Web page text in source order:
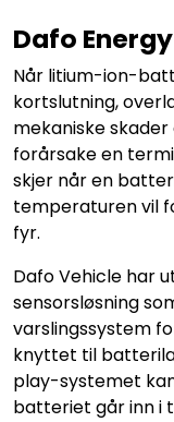
Dafo
Når litium-ion-
kortslutning,
mekaniske
forårsake en
skjer når en
temperaturen vil
fyr.
Dafo Vehicle har
sensorsløsning
varslingssystem
knyttet til
play-systemet
batteriet går inn i